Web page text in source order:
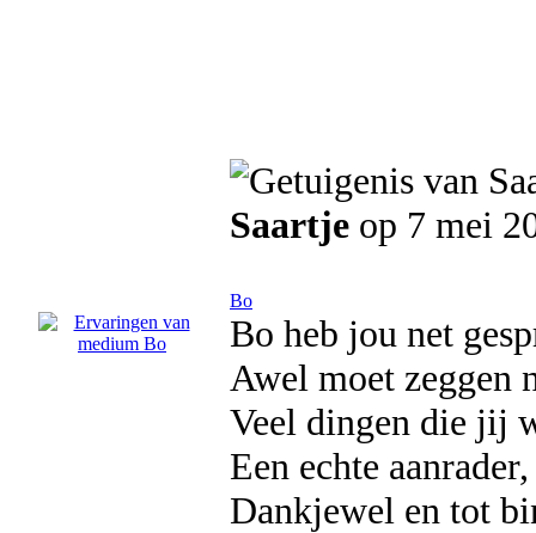
Saartje op 7 mei
Bo
Bo heb jou net
Awel moet zeggen
Veel dingen die jij
Een echte
Dankjewel en tot